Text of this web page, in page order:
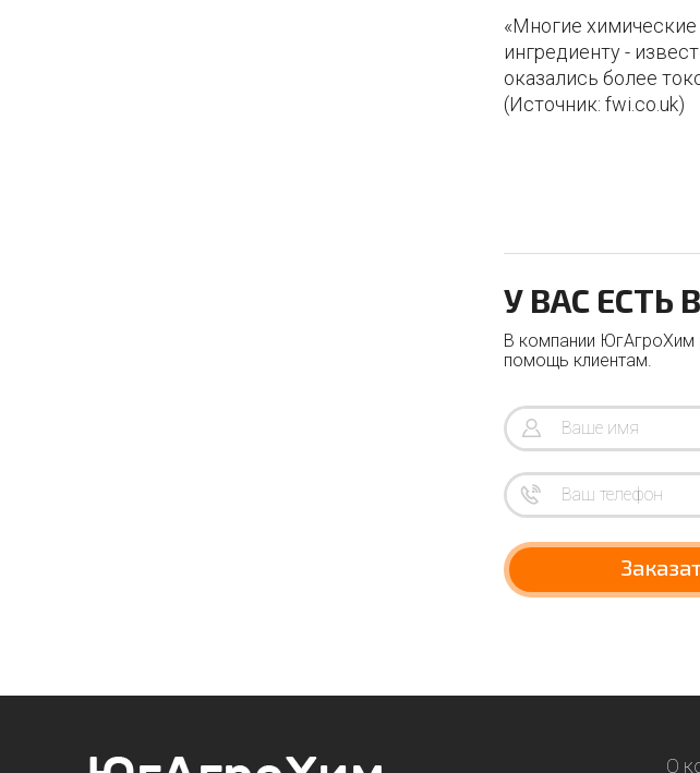
«Многие
ингредиенту -
оказались более
(Источник: fwi.co.uk)
У ВАС ЕСТЬ
В компании ЮгАгроХим
помощь клиентам.
О